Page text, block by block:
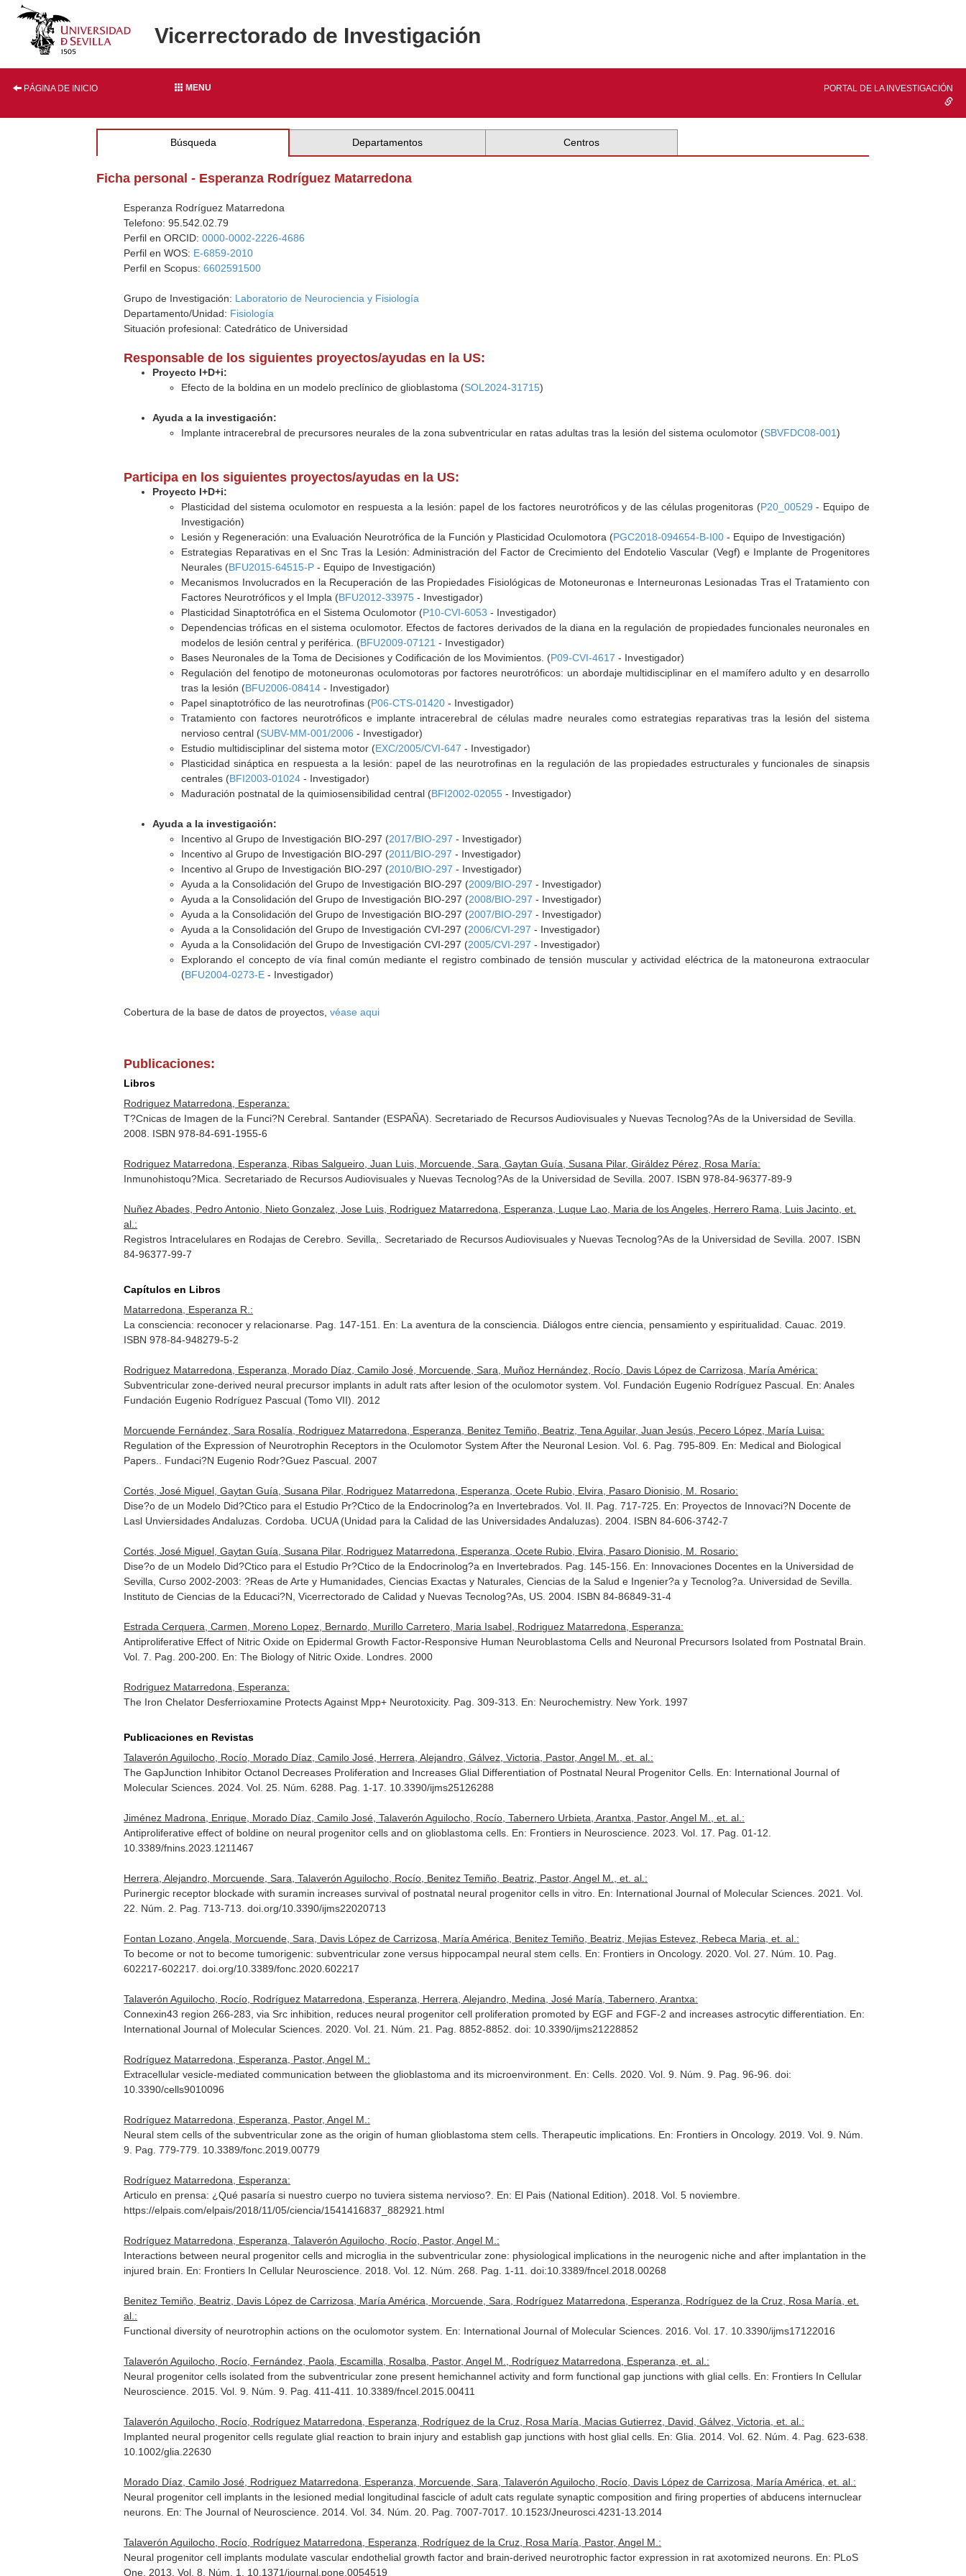
Vicerrectorado de Investigación
PÁGINA DE INICIO MENU PORTAL DE LA INVESTIGACIÓN
Búsqueda Departamentos Centros
Ficha personal - Esperanza Rodríguez Matarredona
Esperanza Rodríguez Matarredona
Telefono: 95.542.02.79
Perfil en ORCID:0000-0002-2226-4686
Perfil en WOS: E-6859-2010
Perfil en Scopus:6602591500
Grupo de Investigación: Laboratorio de Neurociencia y Fisiología
Departamento/Unidad: Fisiología
Situación profesional: Catedrático de Universidad
Responsable de los siguientes proyectos/ayudas en la US:
Proyecto I+D+i:
Efecto de la boldina en un modelo preclínico de glioblastoma (SOL2024-31715)
Ayuda a la investigación:
Implante intracerebral de precursores neurales de la zona subventricular en ratas adultas tras la lesión del sistema oculomotor (SBVFDC08-001)
Participa en los siguientes proyectos/ayudas en la US:
Proyecto I+D+i:
Plasticidad del sistema oculomotor en respuesta a la lesión: papel de los factores neurotróficos y de las células progenitoras (P20_00529 - Equipo de
Investigación)
Lesión y Regeneración: una Evaluación Neurotrófica de la Función y Plasticidad Oculomotora (PGC2018-094654-B-I00 - Equipo de Investigación)
Estrategias Reparativas en el Snc Tras la Lesión: Administración del Factor de Crecimiento del Endotelio Vascular (Vegf) e Implante de Progenitores
Neurales (BFU2015-64515-P - Equipo de Investigación)
Mecanismos Involucrados en la Recuperación de las Propiedades Fisiológicas de Motoneuronas e Interneuronas Lesionadas Tras el Tratamiento con
Factores Neurotróficos y el Impla (BFU2012-33975 - Investigador)
Plasticidad Sinaptotrófica en el Sistema Oculomotor (P10-CVI-6053 - Investigador)
Dependencias tróficas en el sistema oculomotor. Efectos de factores derivados de la diana en la regulación de propiedades funcionales neuronales en
modelos de lesión central y periférica. (BFU2009-07121 - Investigador)
Bases Neuronales de la Toma de Decisiones y Codificación de los Movimientos. (P09-CVI-4617 - Investigador)
Regulación del fenotipo de motoneuronas oculomotoras por factores neurotróficos: un abordaje multidisciplinar en el mamífero adulto y en desarrollo
tras la lesión (BFU2006-08414 - Investigador)
Papel sinaptotrófico de las neurotrofinas (P06-CTS-01420 - Investigador)
Tratamiento con factores neurotróficos e implante intracerebral de células madre neurales como estrategias reparativas tras la lesión del sistema
nervioso central (SUBV-MM-001/2006 - Investigador)
Estudio multidisciplinar del sistema motor (EXC/2005/CVI-647 - Investigador)
Plasticidad sináptica en respuesta a la lesión: papel de las neurotrofinas en la regulación de las propiedades estructurales y funcionales de sinapsis
centrales (BFI2003-01024 - Investigador)
Maduración postnatal de la quimiosensibilidad central (BFI2002-02055 - Investigador)
Ayuda a la investigación:
Incentivo al Grupo de Investigación BIO-297 (2017/BIO-297 - Investigador)
Incentivo al Grupo de Investigación BIO-297 (2011/BIO-297 - Investigador)
Incentivo al Grupo de Investigación BIO-297 (2010/BIO-297 - Investigador)
Ayuda a la Consolidación del Grupo de Investigación BIO-297 (2009/BIO-297 - Investigador)
Ayuda a la Consolidación del Grupo de Investigación BIO-297 (2008/BIO-297 - Investigador)
Ayuda a la Consolidación del Grupo de Investigación BIO-297 (2007/BIO-297 - Investigador)
Ayuda a la Consolidación del Grupo de Investigación CVI-297 (2006/CVI-297 - Investigador)
Ayuda a la Consolidación del Grupo de Investigación CVI-297 (2005/CVI-297 - Investigador)
Explorando el concepto de vía final común mediante el registro combinado de tensión muscular y actividad eléctrica de la matoneurona extraocular
(BFU2004-0273-E - Investigador)
Cobertura de la base de datos de proyectos,véase aqui
Publicaciones:
Libros
Rodriguez Matarredona, Esperanza:
T?Cnicas de Imagen de la Funci?N Cerebral. Santander (ESPAÑA). Secretariado de Recursos Audiovisuales y Nuevas Tecnolog?As de la Universidad de Sevilla.
2008. ISBN 978-84-691-1955-6
Rodriguez Matarredona, Esperanza, Ribas Salgueiro, Juan Luis, Morcuende, Sara, Gaytan Guía, Susana Pilar, Giráldez Pérez, Rosa María:
Inmunohistoqu?Mica. Secretariado de Recursos Audiovisuales y Nuevas Tecnolog?As de la Universidad de Sevilla. 2007. ISBN 978-84-96377-89-9
Nuñez Abades, Pedro Antonio, Nieto Gonzalez, Jose Luis, Rodriguez Matarredona, Esperanza, Luque Lao, Maria de los Angeles, Herrero Rama, Luis Jacinto, et.
al.:
Registros Intracelulares en Rodajas de Cerebro. Sevilla,. Secretariado de Recursos Audiovisuales y Nuevas Tecnolog?As de la Universidad de Sevilla. 2007. ISBN
84-96377-99-7
Capítulos en Libros
Matarredona, Esperanza R.:
La consciencia: reconocer y relacionarse. Pag. 147-151. En: La aventura de la consciencia. Diálogos entre ciencia, pensamiento y espiritualidad . Cauac. 2019.
ISBN 978-84-948279-5-2
Rodriguez Matarredona, Esperanza, Morado Díaz, Camilo José, Morcuende, Sara, Muñoz Hernández, Rocío, Davis López de Carrizosa, María América:
Subventricular zone-derived neural precursor implants in adult rats after lesion of the oculomotor system. Vol. Fundación Eugenio Rodríguez Pascual. En: Anales
Fundación Eugenio Rodríguez Pascual (Tomo VII) . 2012
Morcuende Fernández, Sara Rosalía, Rodriguez Matarredona, Esperanza, Benitez Temiño, Beatriz, Tena Aguilar, Juan Jesús, Pecero López, María Luisa:
Regulation of the Expression of Neurotrophin Receptors in the Oculomotor System After the Neuronal Lesion. Vol. 6. Pag. 795-809. En: Medical and Biological
Papers.
. Fundaci?N Eugenio Rodr?Guez Pascual. 2007
Cortés, José Miguel, Gaytan Guía, Susana Pilar, Rodriguez Matarredona, Esperanza, Ocete Rubio, Elvira, Pasaro Dionisio, M. Rosario:
Dise?o de un Modelo Did?Ctico para el Estudio Pr?Ctico de la Endocrinolog?a en Invertebrados. Vol. II. Pag. 717-725. En: Proyectos de Innovaci?N Docente de
Lasl Unviersidades Andaluzas . Cordoba. UCUA (Unidad para la Calidad de las Universidades Andaluzas). 2004. ISBN 84-606-3742-7
Cortés, José Miguel, Gaytan Guía, Susana Pilar, Rodriguez Matarredona, Esperanza, Ocete Rubio, Elvira, Pasaro Dionisio, M. Rosario:
Dise?o de un Modelo Did?Ctico para el Estudio Pr?Ctico de la Endocrinolog?a en Invertebrados. Pag. 145-156. En: Innovaciones Docentes en la Universidad de
Sevilla, Curso 2002-2003: ?Reas de Arte y Humanidades, Ciencias Exactas y Naturales, Ciencias de la Salud e Ingenier?a y Tecnolog?a . Universidad de Sevilla.
Instituto de Ciencias de la Educaci?N, Vicerrectorado de Calidad y Nuevas Tecnolog?As, US. 2004. ISBN 84-86849-31-4
Estrada Cerquera, Carmen, Moreno Lopez, Bernardo, Murillo Carretero, Maria Isabel, Rodriguez Matarredona, Esperanza:
Antiproliferative Effect of Nitric Oxide on Epidermal Growth Factor-Responsive Human Neuroblastoma Cells and Neuronal Precursors Isolated from Postnatal Brain.
Vol. 7. Pag. 200-200. En: The Biology of Nitric Oxide . Londres. 2000
Rodriguez Matarredona, Esperanza:
The Iron Chelator Desferrioxamine Protects Against Mpp+ Neurotoxicity. Pag. 309-313. En: Neurochemistry. New York. 1997
Publicaciones en Revistas
Talaverón Aguilocho, Rocío, Morado Díaz, Camilo José, Herrera, Alejandro, Gálvez, Victoria, Pastor, Angel M., et. al.:
The GapJunction Inhibitor Octanol Decreases Proliferation and Increases Glial Differentiation of Postnatal Neural Progenitor Cells. En: International Journal of
Molecular Sciences . 2024. Vol. 25. Núm. 6288. Pag. 1-17. 10.3390/ijms25126288
Jiménez Madrona, Enrique, Morado Díaz, Camilo José, Talaverón Aguilocho, Rocío, Tabernero Urbieta, Arantxa, Pastor, Angel M., et. al.:
Antiproliferative effect of boldine on neural progenitor cells and on glioblastoma cells. En: Frontiers in Neuroscience . 2023. Vol. 17. Pag. 01-12.
10.3389/fnins.2023.1211467
Herrera, Alejandro, Morcuende, Sara, Talaverón Aguilocho, Rocío, Benitez Temiño, Beatriz, Pastor, Angel M., et. al.:
Purinergic receptor blockade with suramin increases survival of postnatal neural progenitor cells in vitro. En: International Journal of Molecular Sciences . 2021. Vol.
22. Núm. 2. Pag. 713-713. doi.org/10.3390/ijms22020713
Fontan Lozano, Angela, Morcuende, Sara, Davis López de Carrizosa, María América, Benitez Temiño, Beatriz, Mejias Estevez, Rebeca Maria, et. al.:
To become or not to become tumorigenic: subventricular zone versus hippocampal neural stem cells. En: Frontiers in Oncology. 2020. Vol. 27. Núm. 10. Pag.
602217-602217. doi.org/10.3389/fonc.2020.602217
Talaverón Aguilocho, Rocío, Rodríguez Matarredona, Esperanza, Herrera, Alejandro, Medina, José María, Tabernero, Arantxa:
Connexin43 region 266-283, via Src inhibition, reduces neural progenitor cell proliferation promoted by EGF and FGF-2 and increases astrocytic differentiation. En:
International Journal of Molecular Sciences . 2020. Vol. 21. Núm. 21. Pag. 8852-8852. doi: 10.3390/ijms21228852
Rodríguez Matarredona, Esperanza, Pastor, Angel M.:
Extracellular vesicle-mediated communication between the glioblastoma and its microenvironment. En: Cells . 2020. Vol. 9. Núm. 9. Pag. 96-96. doi:
10.3390/cells9010096
Rodríguez Matarredona, Esperanza, Pastor, Angel M.:
Neural stem cells of the subventricular zone as the origin of human glioblastoma stem cells. Therapeutic implications. En: Frontiers in Oncology. 2019. Vol. 9. Núm.
9. Pag. 779-779. 10.3389/fonc.2019.00779
Rodríguez Matarredona, Esperanza:
Articulo en prensa: ¿Qué pasaría si nuestro cuerpo no tuviera sistema nervioso?. En: El Pais (National Edition) . 2018. Vol. 5 noviembre.
https://elpais.com/elpais/2018/11/05/ciencia/1541416837_882921.html
Rodríguez Matarredona, Esperanza, Talaverón Aguilocho, Rocío, Pastor, Angel M.:
Interactions between neural progenitor cells and microglia in the subventricular zone: physiological implications in the neurogenic niche and after implantation in the
injured brain. En: Frontiers In Cellular Neuroscience . 2018. Vol. 12. Núm. 268. Pag. 1-11. doi:10.3389/fncel.2018.00268
Benitez Temiño, Beatriz, Davis López de Carrizosa, María América, Morcuende, Sara, Rodríguez Matarredona, Esperanza, Rodríguez de la Cruz, Rosa María, et.
al.:
Functional diversity of neurotrophin actions on the oculomotor system. En: International Journal of Molecular Sciences . 2016. Vol. 17. 10.3390/ijms17122016
Talaverón Aguilocho, Rocío, Fernández, Paola, Escamilla, Rosalba, Pastor, Angel M., Rodríguez Matarredona, Esperanza, et. al.:
Neural progenitor cells isolated from the subventricular zone present hemichannel activity and form functional gap junctions with glial cells. En: Frontiers In Cellular
Neuroscience . 2015. Vol. 9. Núm. 9. Pag. 411-411. 10.3389/fncel.2015.00411
Talaverón Aguilocho, Rocío, Rodríguez Matarredona, Esperanza, Rodríguez de la Cruz, Rosa María, Macias Gutierrez, David, Gálvez, Victoria, et. al.:
Implanted neural progenitor cells regulate glial reaction to brain injury and establish gap junctions with host glial cells. En: Glia . 2014. Vol. 62. Núm. 4. Pag. 623-638.
10.1002/glia.22630
Morado Díaz, Camilo José, Rodriguez Matarredona, Esperanza, Morcuende, Sara, Talaverón Aguilocho, Rocío, Davis López de Carrizosa, María América, et. al.:
Neural progenitor cell implants in the lesioned medial longitudinal fascicle of adult cats regulate synaptic composition and firing properties of abducens internuclear
neurons. En: The Journal of Neuroscience . 2014. Vol. 34. Núm. 20. Pag. 7007-7017. 10.1523/Jneurosci.4231-13.2014
Talaverón Aguilocho, Rocío, Rodríguez Matarredona, Esperanza, Rodríguez de la Cruz, Rosa María, Pastor, Angel M.:
Neural progenitor cell implants modulate vascular endothelial growth factor and brain-derived neurotrophic factor expression in rat axotomized neurons. En: PLoS
One . 2013. Vol. 8. Núm. 1. 10.1371/journal.pone.0054519